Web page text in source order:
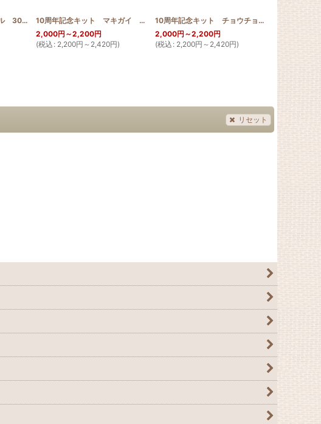
10周年記念キット シェル 30cm [10th_shell]
10周年記念キット マキガイ 30cm [10th_snail ]
2,000円 ～2,200円
(税込 : 2,200円 ～2,420円)
10周年記念キット チョウチョウウオ 30cm
2,000円 ～2,200円
(税込 : 2,200円 ～2,420円)
リセット